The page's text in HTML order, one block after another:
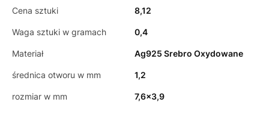
Cena sztuki 8,12
Waga sztuki w gramach 0,4
Materiał Ag925 Srebro Oxydowane
średnica otworu w mm 1,2
rozmiar w mm 7,6x3,9